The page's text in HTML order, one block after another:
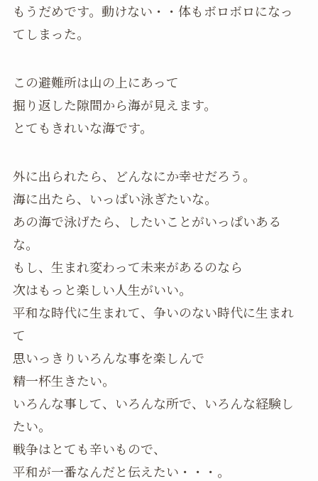
もうだめです。動けない・・体もボロボロになっ
てしまった。
この避難所は山の上にあって
掘り返した隙間から海が見えます。
とてもきれいな海です。
外に出られたら、どんなにか幸せだろう。
海に出たら、いっぱい泳ぎたいな。
あの海で泳げたら、したいことがいっぱいある
な。
もし、生まれ変わって未来があるのなら
次はもっと楽しい人生がいい。
平和な時代に生まれて、争いのない時代に生まれ
て
思いっきりいろんな事を楽しんで
精一杯生きたい。
いろんな事して、いろんな所で、いろんな経験し
たい。
戦争はとても辛いもので、
平和が一番なんだと伝えたい・・・。